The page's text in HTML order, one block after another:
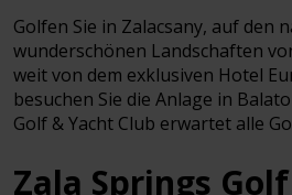
Golfen Sie in Zalacsany, auf den
wunderschönen Landschaften
weit von dem exklusiven Hotel
besuchen Sie die Anlage in
Golf & Yacht Club erwartet alle
Zala Springs